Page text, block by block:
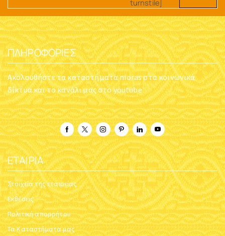
turnstile]
ΠΛΗΡΟΦΟΡΊΕΣ
Ακολουθήστε τα καταστήματα nioras στα κοινωνικά
δίκτυα και το κανάλι μας στο youtube
ΕΤΑΙΡΊΑ
Στοιχεία της εταιρείας
Εκθέσεις
Πολιτική απορρήτου
Τα Καταστήματα μας